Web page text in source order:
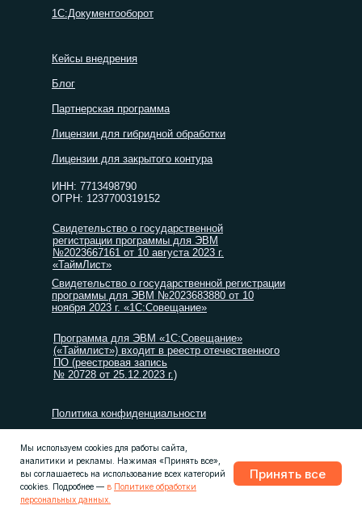
Политика конфиденциальности
Лицензионный договор
1С:Документооборот
ИНН: 7713498790
ОГРН: 1237700319152
Свидетельство о государственной
регистрации программы для ЭВМ
№2023667161 от 10 августа 2023 г.
«ТаймЛист»
Свидетельство о государственной регистрации
программы для ЭВМ №2023683880 от 10
ноября 2023 г. «1С:Совещание»
Программа для ЭВМ «1С:Совещание»
(«Таймлист») входит в реестр отечественного
ПО (реестровая запись
№ 20728 от 25.12.2023 г.)
Блог
Кейсы внедрения
Лицензии для гибридной обработки
Партнерская программа
Лицензии для закрытого контура
© ООО «ТАЙМЛИСТ», 2026
Мы используем cookies для работы сайта,
аналитики и рекламы. Нажимая «Принять все»,
вы соглашаетесь на использование всех категорий
cookies. Подробнее — в Политике обработки
персональных данных.
Принять все